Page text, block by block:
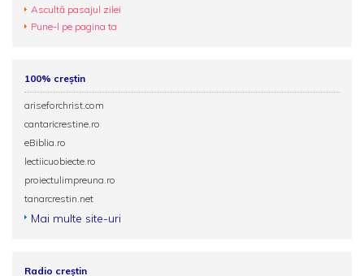
Ascultă pasajul zilei
Pune-l pe pagina ta
100% creștin
ariseforchrist.com
cantaricrestine.ro
eBiblia.ro
lectiicuobiecte.ro
proiectulimpreuna.ro
tanarcrestin.net
Mai multe site-uri
Radio creștin